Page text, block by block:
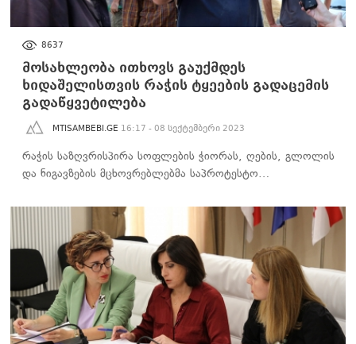
8637
მოსახლეობა ითხოვს გაუქმდეს
ხიდაშელისთვის რაჭის ტყეების გადაცემის
გადაწყვეტილება
MTISAMBEBI.GE 16:17 - 08 სექტემბერი 2023
რაჭის საზღვრისპირა სოფლების ჭიორას, ღების, გლოლის
და ნიგავზების მცხოვრებლებმა საპროტესტო…